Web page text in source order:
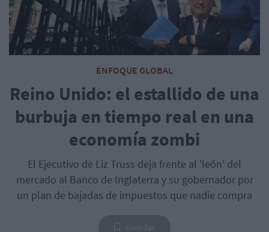
ENFOQUE GLOBAL
Reino Unido: el estallido de una
burbuja en tiempo real en una
economía zombi
El Ejecutivo de Liz Truss deja frente al 'león' del
mercado al Banco de Inglaterra y su gobernador por
un plan de bajadas de impuestos que nadie compra